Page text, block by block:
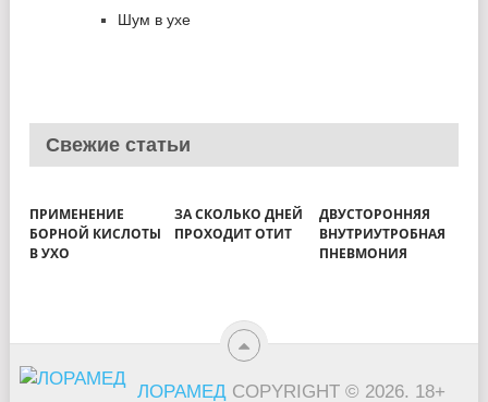
Шум в ухе
Свежие статьи
ПРИМЕНЕНИЕ
БОРНОЙ КИСЛОТЫ
В УХО
ЗА СКОЛЬКО ДНЕЙ
ПРОХОДИТ ОТИТ
ДВУСТОРОННЯЯ
ВНУТРИУТРОБНАЯ
ПНЕВМОНИЯ
ЛОРАМЕД COPYRIGHT © 2026. 18+